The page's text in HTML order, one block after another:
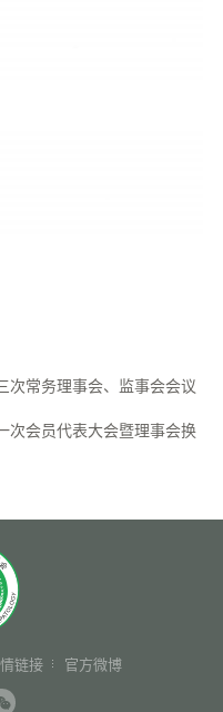
次常务理事会、监事会会议
次会员代表大会暨理事会换
链接 官方微博